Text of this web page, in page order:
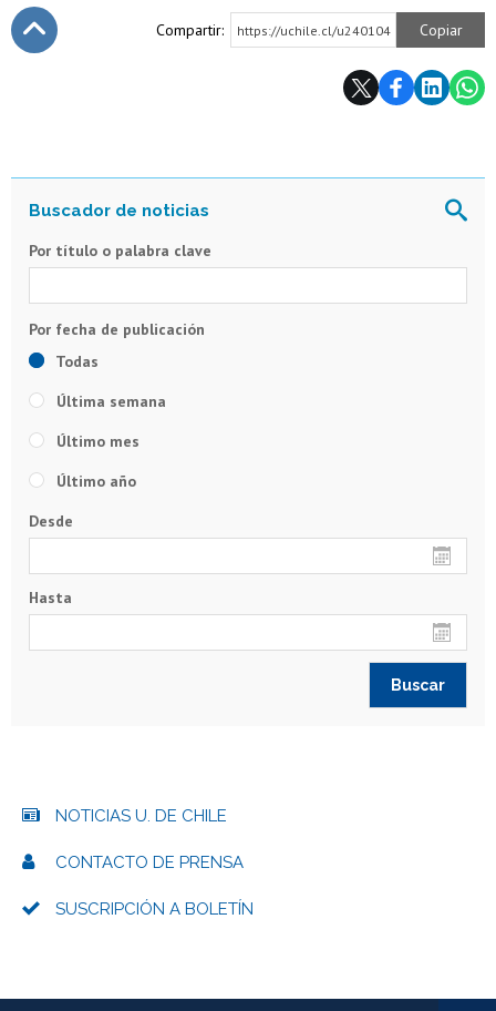
Compartir: https://uchile.cl/u240104 Copiar
Por título o palabra clave
Todas
Última semana
Último mes
Último año
Desde
Hasta
NOTICIAS U. DE CHILE
CONTACTO DE PRENSA
SUSCRIPCIÓN A BOLETÍN